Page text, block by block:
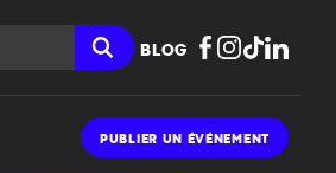
BLOG
PUBLIER UN ÉVÉNEMENT